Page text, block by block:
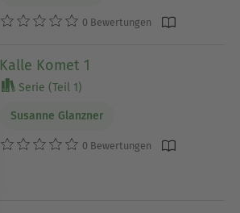
0 Bewertungen
Kalle Komet 1
Serie (Teil 1)
Susanne Glanzner
0 Bewertungen